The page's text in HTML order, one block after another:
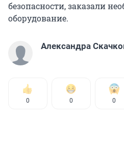
безопасности, заказали
оборудование.
Александра
0 0 0